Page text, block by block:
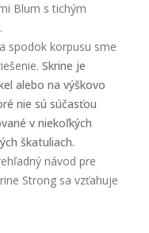
Blum s tichým
spodok korpusu sme
Skrine je
alebo na výškovo
nie sú súčasťou
v niekoľkých
škatuliach.
návod pre
Strong sa vzťahuje